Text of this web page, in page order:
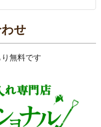
せ
無料です